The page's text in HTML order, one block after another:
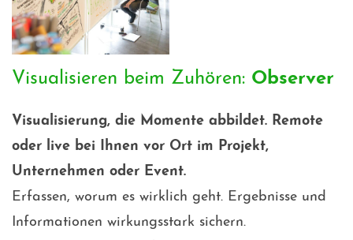
Visualisieren beim Zuhören: Observer
Visualisierung, die Momente abbildet. Remote
oder live bei Ihnen vor Ort im Projekt,
Unternehmen oder Event.
Erfassen, worum es wirklich geht. Ergebnisse und
Informationen wirkungsstark sichern.